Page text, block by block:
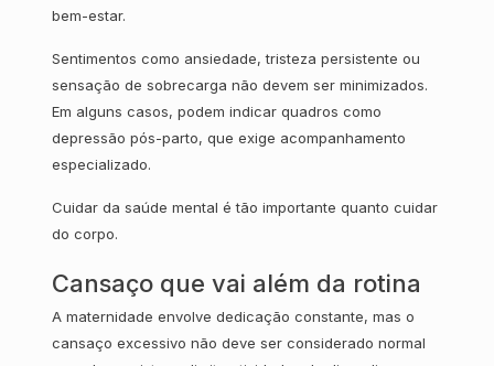
bem-estar.
Sentimentos como ansiedade, tristeza persistente ou
sensação de sobrecarga não devem ser minimizados.
Em alguns casos, podem indicar quadros como
depressão pós-parto, que exige acompanhamento
especializado.
Cuidar da saúde mental é tão importante quanto cuidar
do corpo.
Cansaço que vai além da rotina
A maternidade envolve dedicação constante, mas o
cansaço excessivo não deve ser considerado normal